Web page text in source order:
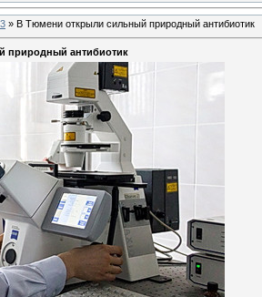
» В Тюмени открыли сильный природный антибиотик
природный антибиотик